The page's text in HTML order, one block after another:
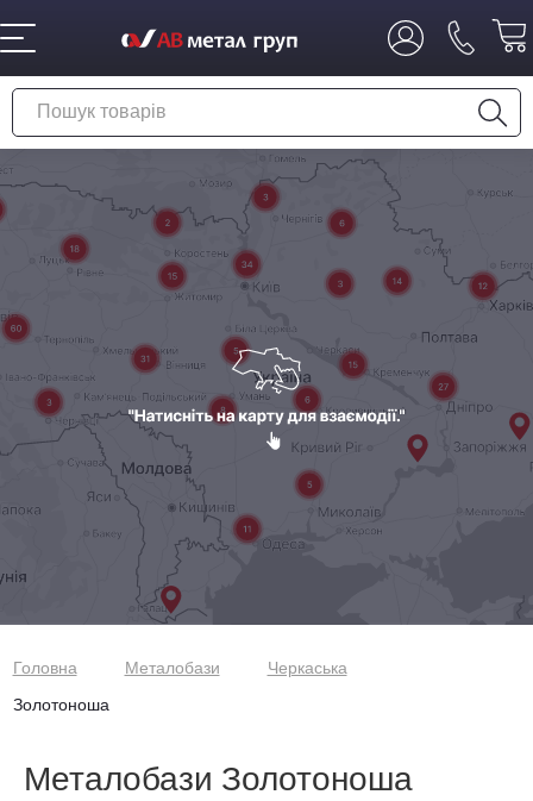
Головна Металобази
Черкаська
Золотоноша
Металобази Золотоноша